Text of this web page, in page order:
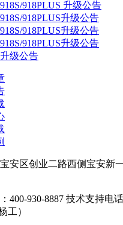
918PLUS 升级公告
918PLUS升级公告
918PLUS升级公告
918PLUS升级公告
级公告
安区创业二路西侧宝安新
400-930-8887 技术支持电话
工）